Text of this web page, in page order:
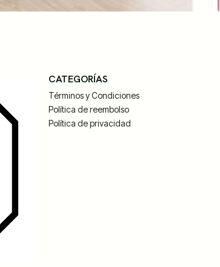
CATEGORÍAS
Términos y Condiciones
Política de reembolso
Política de privacidad